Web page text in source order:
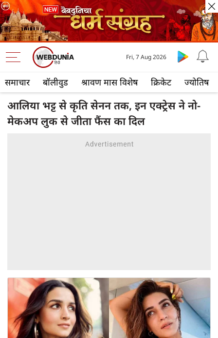
समाचार बॉलीवुड श्रावण मास विशेष क्रिकेट ज्योतिष
Fri, 7 Aug 2026
आलिया भट्ट से कृति सेनन तक, इन एक्ट्रेस ने नो-
मेकअप लुक से जीता फैंस का दिल